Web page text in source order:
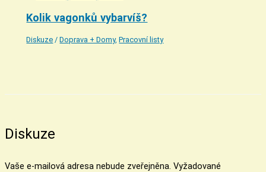
Kolik vagonků vybarvíš?
Diskuze /Doprava + Domy,Pracovní listy
Diskuze
Vaše e-mailová adresa nebude zveřejněna. Vyžadované